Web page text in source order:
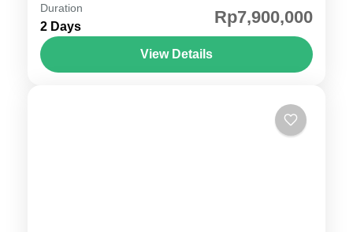
学：焙煎度による香りと味わいの違いを実感
農園軽食＆交流会：現地の生産者とコーヒー
を囲んで交流 🗓 開催情報 開催地：インドネシ
ース 開催時期：年に2-3回（収穫シーズンの
み） 最少催行人数：2名〜 ✈️ ツアーの魅力 本
バリクパパン のオラウータン 保護センター が
隣接した エコロッジ に泊まる！ロッジの裏に
は、 オラウータン保護センター があり、 オラ
ンウータン を身近に楽しめます。ジャングル
グするアクティビティもあり、大自然を楽し
Duration
2 Days Rp7,900,000
View Details